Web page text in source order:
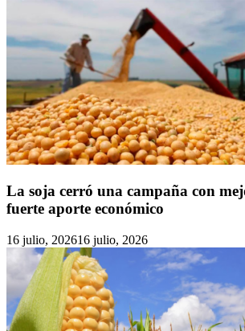
La soja cerró una campaña con
fuerte aporte económico
16 julio, 202616 julio, 2026